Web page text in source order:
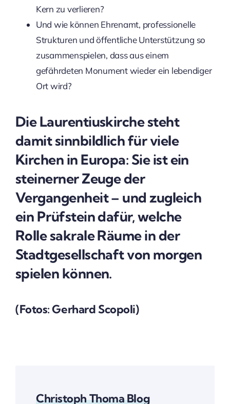
Kern zu verlieren?
Und wie können Ehrenamt, professionelle
Strukturen und öffentliche Unterstützung so
zusammenspielen, dass aus einem
gefährdeten Monument wieder ein lebendiger
Ort wird?
Die Laurentiuskirche steht
damit sinnbildlich für viele
Kirchen in Europa: Sie ist ein
steinerner Zeuge der
Vergangenheit – und zugleich
ein Prüfstein dafür, welche
Rolle sakrale Räume in der
Stadtgesellschaft von morgen
spielen können.
(Fotos: Gerhard Scopoli)
Christoph Thoma Blog